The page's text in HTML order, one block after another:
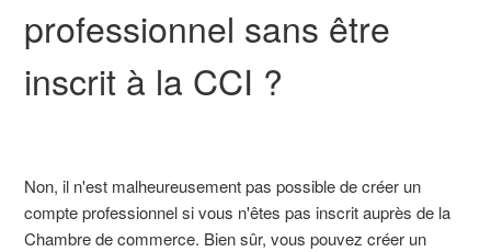
professionnel sans être
inscrit à la CCI ?
Non, il n'est malheureusement pas possible de créer un
compte professionnel si vous n'êtes pas inscrit auprès de la
Chambre de commerce. Bien sûr, vous pouvez créer un